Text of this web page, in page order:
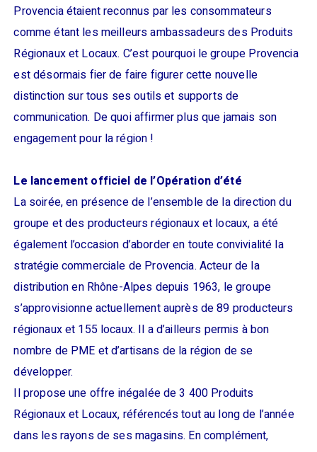
Provencia étaient reconnus par les consommateurs
comme étant les meilleurs ambassadeurs des Produits
Régionaux et Locaux. C’est pourquoi le groupe Provencia
est désormais fier de faire figurer cette nouvelle
distinction sur tous ses outils et supports de
communication. De quoi affirmer plus que jamais son
engagement pour la région !
Le lancement officiel de l’Opération d’été
La soirée, en présence de l’ensemble de la direction du
groupe et des producteurs régionaux et locaux, a été
également l’occasion d’aborder en toute convivialité la
stratégie commerciale de Provencia. Acteur de la
distribution en Rhône-Alpes depuis 1963, le groupe
s’approvisionne actuellement auprès de 89 producteurs
régionaux et 155 locaux. Il a d’ailleurs permis à bon
nombre de PME et d’artisans de la région de se
développer.
Il propose une offre inégalée de 3 400 Produits
Régionaux et Locaux, référencés tout au long de l’année
dans les rayons de ses magasins. En complément,